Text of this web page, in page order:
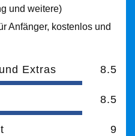
und weitere)
Anfänger, kostenlos und
Extras 8.5
8.5
9